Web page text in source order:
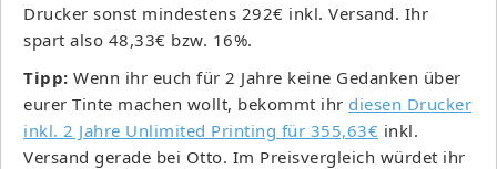
Drucker sonst mindestens 292€ inkl. Versand. Ihr
spart also 48,33€ bzw. 16%.
Tipp: Wenn ihr euch für 2 Jahre keine Gedanken über
eurer Tinte machen wollt, bekommt ihr diesen Drucker
inkl. 2 Jahre Unlimited Printing für 355,63€ inkl.
Versand gerade bei Otto. Im Preisvergleich würdet ihr